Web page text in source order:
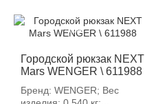
Городской рюкзак NEXT
Mars WENGER \ 611988
Бренд: WENGER; Вес
-12%